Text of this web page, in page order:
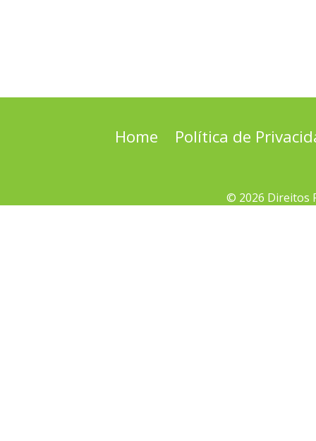
Home Política de
© 2026 Direitos